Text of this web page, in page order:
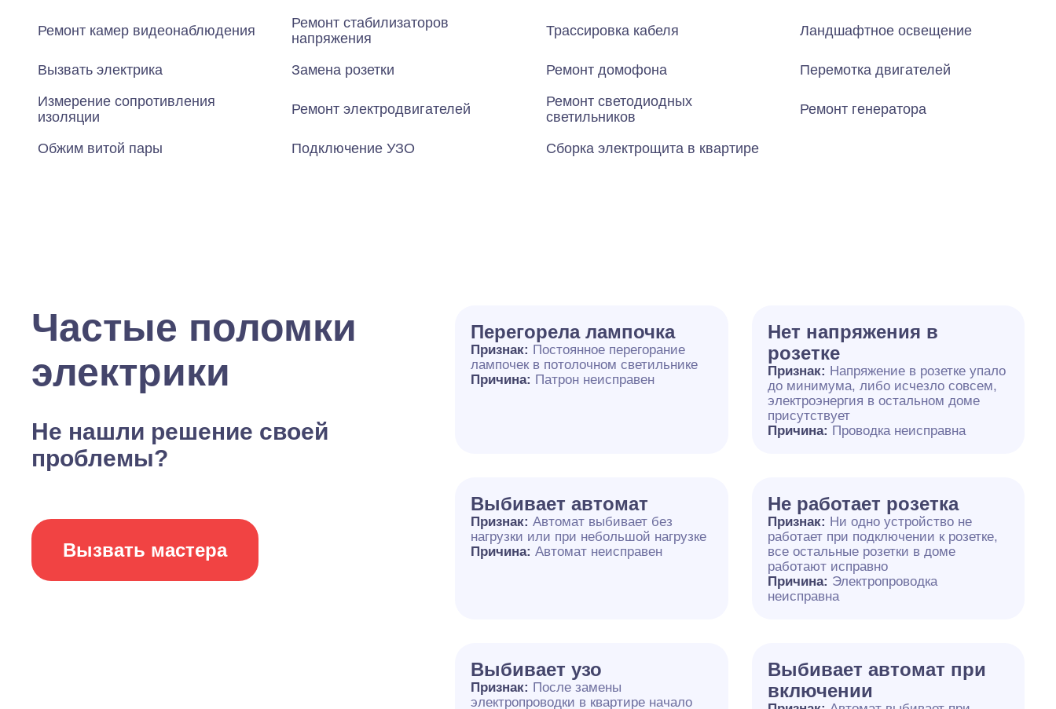
Ремонт камер видеонаблюдения
Ремонт стабилизаторов
напряжения
Трассировка кабеля Ландшафтное освещение
Вызвать электрика Замена розетки Ремонт домофона
Перемотка двигателей
Измерение сопротивления
изоляции
Ремонт электродвигателей
Ремонт светодиодных
светильников
Ремонт генератора
Обжим витой пары Подключение УЗО Сборка электрощита в квартире
Частые поломки
электрики
Не нашли решение своей
проблемы?
Вызвать мастера
Перегорела лампочка
Признак: Постоянное перегорание
лампочек в потолочном светильнике
Причина: Патрон неисправен
Нет напряжения в
розетке
Признак: Напряжение в розетке упало
до минимума, либо исчезло совсем,
электроэнергия в остальном доме
присутствует
Причина: Проводка неисправна
Выбивает автомат
Признак:Автомат выбивает без
нагрузки или при небольшой нагрузке
Причина:Автомат неисправен
Не работает розетка
Признак: Ни одно устройство не
работает при подключении к розетке,
все остальные розетки в доме
работают исправно
Причина: Электропроводка
неисправна
Выбивает узо
Признак: После замены
электропроводки в квартире начало
Выбивает автомат при
включении